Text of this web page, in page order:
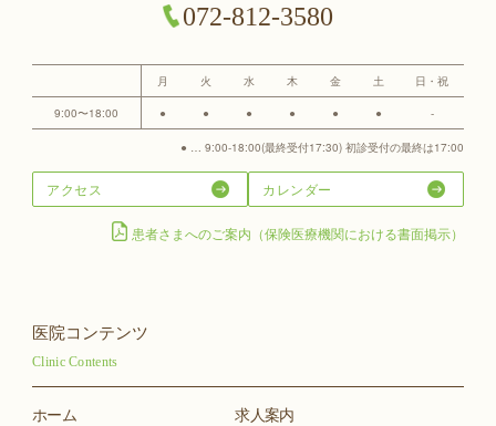
072-812-3580
月 火 水 木 金 土 日・祝
9:00〜18:00 ● ● ● ● ● ● -
● … 9:00-18:00(最終受付17:30) 初診受付の最終は17:00
アクセス カレンダー
患者さまへのご案内（保険医療機関における書面掲示）
医院コンテンツ
Clinic Contents
ホーム
求人案内